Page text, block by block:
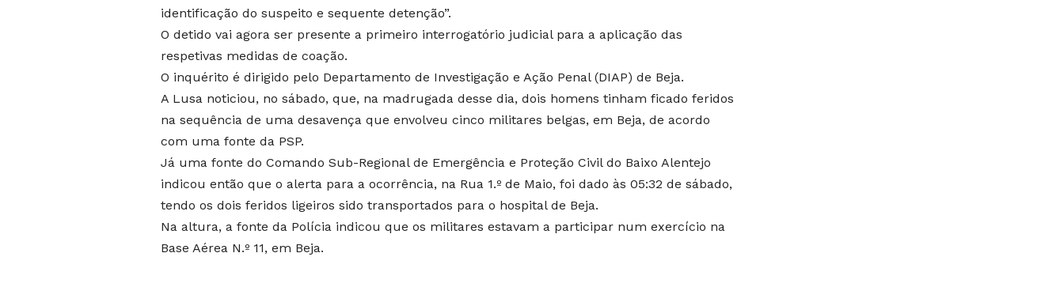
identificação do suspeito e sequente detenção”.
O detido vai agora ser presente a primeiro interrogatório judicial para a aplicação das
respetivas medidas de coação.
O inquérito é dirigido pelo Departamento de Investigação e Ação Penal (DIAP) de Beja.
A Lusa noticiou, no sábado, que, na madrugada desse dia, dois homens tinham ficado feridos
na sequência de uma desavença que envolveu cinco militares belgas, em Beja, de acordo
com uma fonte da PSP.
Já uma fonte do Comando Sub-Regional de Emergência e Proteção Civil do Baixo Alentejo
indicou então que o alerta para a ocorrência, na Rua 1.º de Maio, foi dado às 05:32 de sábado,
tendo os dois feridos ligeiros sido transportados para o hospital de Beja.
Na altura, a fonte da Polícia indicou que os militares estavam a participar num exercício na
Base Aérea N.º 11, em Beja.